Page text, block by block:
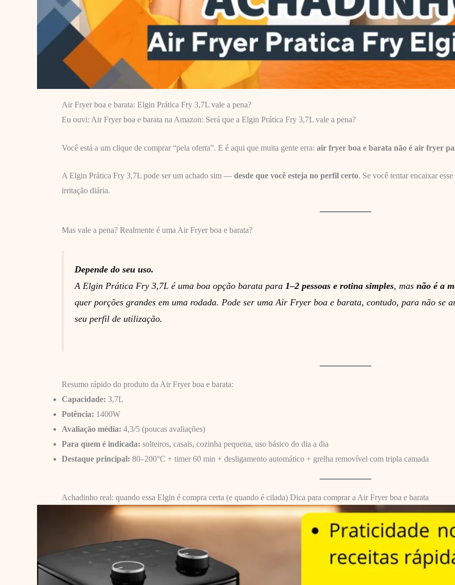
Air Fryer boa e barata: Elgin Prática Fry 3,7L vale a pena?
Eu ouvi: Air Fryer boa e barata na Amazon: Será que a Elgin Prática Fry 3,7L vale a pena?
Você está a um clique de comprar “pela oferta”. E é aqui que muita gente erra: air fryer boa e barata não é air fryer
A Elgin Prática Fry 3,7L pode ser um achado sim — desde que você esteja no perfil certo. Se você tentar encaixar
irritação diária.
Mas vale a pena? Realmente é uma Air Fryer boa e barata?
Depende do seu uso.
A Elgin Prática Fry 3,7L é uma boa opção barata para 1–2 pessoas e rotina simples, mas não é a
quer porções grandes em uma rodada. Pode ser uma Air Fryer boa e barata, contudo, para não se
seu perfil de utilização.
Resumo rápido do produto da Air Fryer boa e barata:
Capacidade: 3,7L
Potência: 1400W
Avaliação média: 4,3/5 (poucas avaliações)
Para quem é indicada: solteiros, casais, cozinha pequena, uso básico do dia a dia
Destaque principal: 80–200°C + timer 60 min + desligamento automático + grelha removível com tripla camada
Achadinho real: quando essa Elgin é compra certa (e quando é cilada) Dica para comprar a Air Fryer boa e barata